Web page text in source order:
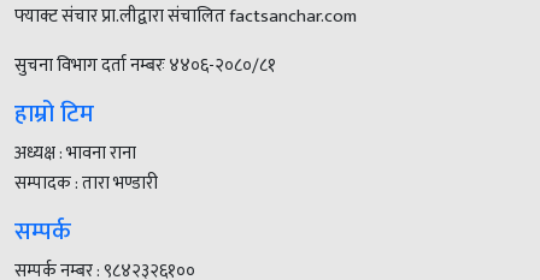
फ्याक्ट संचार प्रा.लीद्वारा संचालित factsanchar.com
सुचना विभाग दर्ता नम्बरः ४४०६-२०८०/८१
हाम्रो टिम
अध्यक्ष : भावना राना
सम्पादक : तारा भण्डारी
सम्पर्क
सम्पर्क नम्बर : ९८४२३२६१००